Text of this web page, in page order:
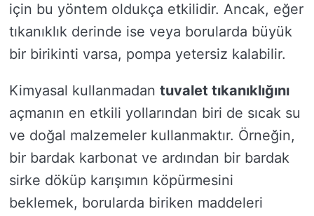
için bu yöntem oldukça etkilidir. Ancak, eğer
tıkanıklık derinde ise veya borularda büyük
bir birikinti varsa, pompa yetersiz kalabilir.
Kimyasal kullanmadan tuvalet tıkanıklığını
açmanın en etkili yollarından biri de sıcak su
ve doğal malzemeler kullanmaktır. Örneğin,
bir bardak karbonat ve ardından bir bardak
sirke döküp karışımın köpürmesini
beklemek, borularda biriken maddeleri